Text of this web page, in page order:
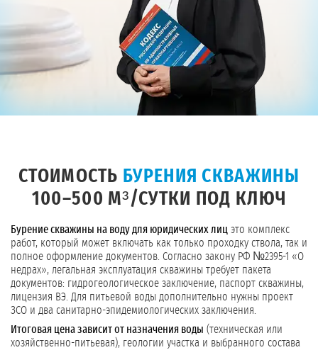
СТОИМОСТЬ БУРЕНИЯ СКВАЖИНЫ
100–500 М³/СУТКИ ПОД КЛЮЧ
Бурение скважины на воду для юридических лиц это комплекс
работ, который может включать как только проходку ствола, так и
полное оформление документов. Согласно закону РФ №2395-1 «О
недрах», легальная эксплуатация скважины требует пакета
документов: гидрогеологическое заключение, паспорт скважины,
лицензия ВЭ. Для питьевой воды дополнительно нужны проект
ЗСО и два санитарно-эпидемиологических заключения.
Итоговая цена зависит от назначения воды (техническая или
хозяйственно-питьевая), геологии участка и выбранного состава